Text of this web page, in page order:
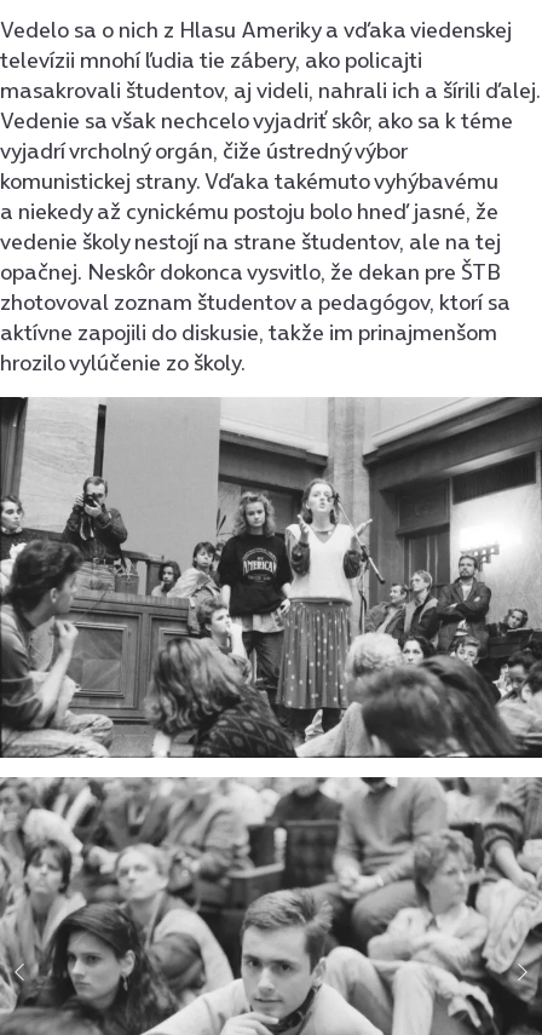
Vedelo sa o nich z Hlasu Ameriky a vďaka viedenskej
televízii mnohí ľudia tie zábery, ako policajti
masakrovali študentov, aj videli, nahrali ich a šírili ďalej.
Vedenie sa však nechcelo vyjadriť skôr, ako sa k téme
vyjadrí vrcholný orgán, čiže ústredný výbor
komunistickej strany. Vďaka takémuto vyhýbavému
a niekedy až cynickému postoju bolo hneď jasné, že
vedenie školy nestojí na strane študentov, ale na tej
opačnej. Neskôr dokonca vysvitlo, že dekan pre ŠTB
zhotovoval zoznam študentov a pedagógov, ktorí sa
aktívne zapojili do diskusie, takže im prinajmenšom
hrozilo vylúčenie zo školy.